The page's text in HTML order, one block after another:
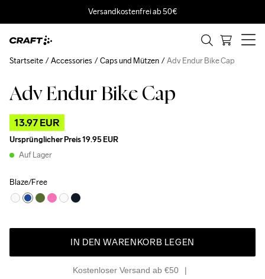
Versandkostenfrei ab 50€
Adv Endur Bike Cap
13.97 EUR
Ursprünglicher Preis19.95 EUR
Auf Lager
Blaze/Free
IN DEN WARENKORB LEGEN
Kostenloser Versand ab €50
Startseite Accessories Caps und Mützen Adv Endur Bike Cap
Outlet